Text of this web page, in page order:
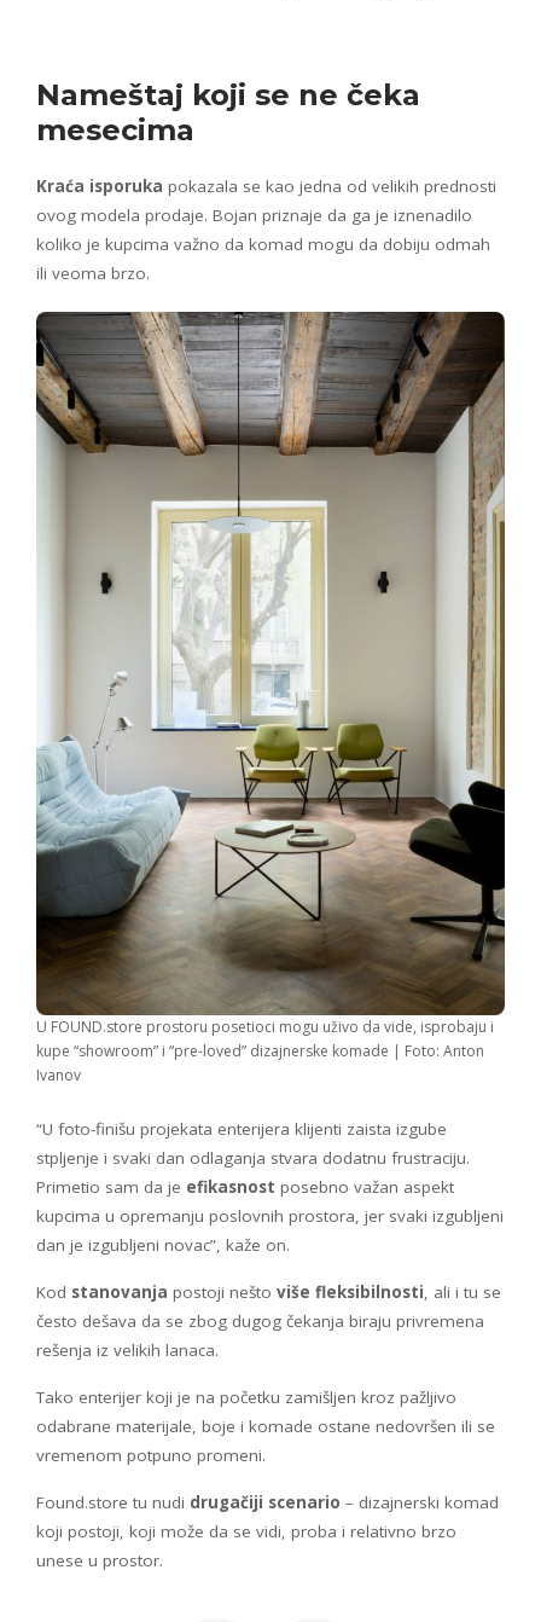
Nameštaj koji se ne čeka
mesecima
Kraća isporuka pokazala se kao jedna od velikih prednosti
ovog modela prodaje. Bojan priznaje da ga je iznenadilo
koliko je kupcima važno da komad mogu da dobiju odmah
ili veoma brzo.
U FOUND.store prostoru posetioci mogu uživo da vide, isprobaju i
kupe “showroom” i “pre-loved” dizajnerske komade | Foto: Anton
Ivanov
“U foto-finišu projekata enterijera klijenti zaista izgube
stpljenje i svaki dan odlaganja stvara dodatnu frustraciju.
Primetio sam da je efikasnost posebno važan aspekt
kupcima u opremanju poslovnih prostora, jer svaki izgubljeni
dan je izgubljeni novac”, kaže on.
Kod stanovanja postoji nešto više fleksibilnosti, ali i tu se
često dešava da se zbog dugog čekanja biraju privremena
rešenja iz velikih lanaca.
Tako enterijer koji je na početku zamišljen kroz pažljivo
odabrane materijale, boje i komade ostane nedovršen ili se
vremenom potpuno promeni.
Found.store tu nudi drugačiji scenario – dizajnerski komad
koji postoji, koji može da se vidi, proba i relativno brzo
unese u prostor.